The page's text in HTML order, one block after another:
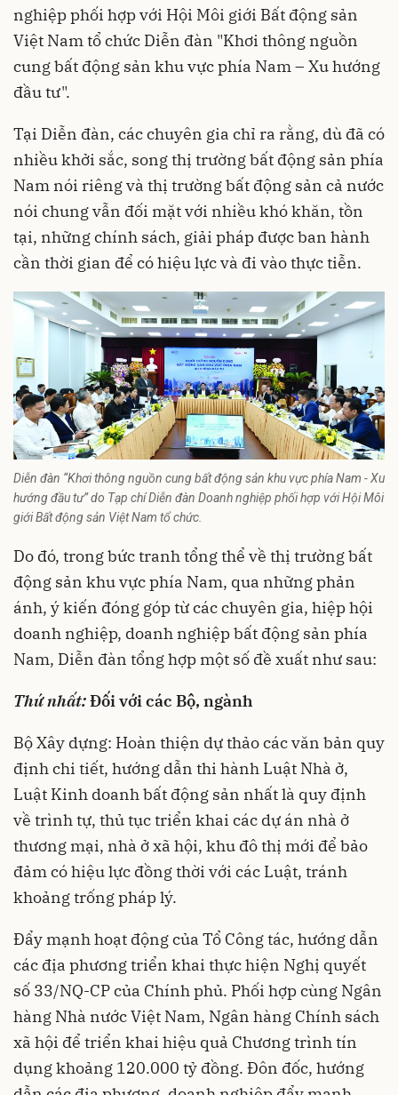
nghiệp phối hợp với Hội Môi giới Bất động sản
Việt Nam tổ chức Diễn đàn "Khơi thông nguồn
cung bất động sản khu vực phía Nam – Xu hướng
đầu tư".
Tại Diễn đàn, các chuyên gia chỉ ra rằng, dù đã có
nhiều khởi sắc, song thị trường bất động sản phía
Nam nói riêng và thị trường bất động sản cả nước
nói chung vẫn đối mặt với nhiều khó khăn, tồn
tại, những chính sách, giải pháp được ban hành
cần thời gian để có hiệu lực và đi vào thực tiễn.
Diễn đàn “Khơi thông nguồn cung bất động sản khu vực phía Nam - Xu
hướng đầu tư” do Tạp chí Diễn đàn Doanh nghiệp phối hợp với Hội Môi
giới Bất động sản Việt Nam tổ chức.
Do đó, trong bức tranh tổng thể về thị trường bất
động sản khu vực phía Nam, qua những phản
ánh, ý kiến đóng góp từ các chuyên gia, hiệp hội
doanh nghiệp, doanh nghiệp bất động sản phía
Nam, Diễn đàn tổng hợp một số đề xuất như sau:
Thứ nhất:Đối với các Bộ, ngành
Bộ Xây dựng: Hoàn thiện dự thảo các văn bản quy
định chi tiết, hướng dẫn thi hành Luật Nhà ở,
Luật Kinh doanh bất động sản nhất là quy định
về trình tự, thủ tục triển khai các dự án nhà ở
thương mại, nhà ở xã hội, khu đô thị mới để bảo
đảm có hiệu lực đồng thời với các Luật, tránh
khoảng trống pháp lý.
Đẩy mạnh hoạt động của Tổ Công tác, hướng dẫn
các địa phương triển khai thực hiện Nghị quyết
số 33/NQ-CP của Chính phủ. Phối hợp cùng Ngân
hàng Nhà nước Việt Nam, Ngân hàng Chính sách
xã hội để triển khai hiệu quả Chương trình tín
dụng khoảng 120.000 tỷ đồng. Đôn đốc, hướng